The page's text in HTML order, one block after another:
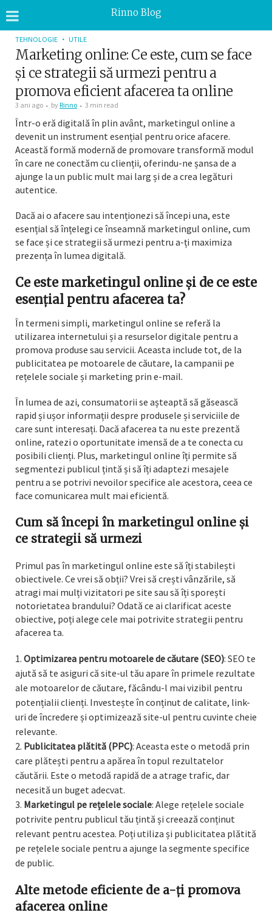
Rinno Blog
TEHNOLOGIE UTILE
Marketing online: Ce este, cum se face
și ce strategii să urmezi pentru a
promova eficient afacerea ta online
3 ani ago byRinno 3 min read
Într-o eră digitală în plin avânt, marketingul online a
devenit un instrument esențial pentru orice afacere.
Această formă modernă de promovare transformă modul
în care ne conectăm cu clienții, oferindu-ne șansa de a
ajunge la un public mult mai larg și de a crea legături
autentice.
Dacă ai o afacere sau intenționezi să începi una, este
esențial să înțelegi ce înseamnă marketingul online, cum
se face și ce strategii să urmezi pentru a-ți maximiza
prezența în lumea digitală.
Ce este marketingul online și de ce este
esențial pentru afacerea ta?
În termeni simpli, marketingul online se referă la
utilizarea internetului și a resurselor digitale pentru a
promova produse sau servicii. Aceasta include tot, de la
publicitatea pe motoarele de căutare, la campanii pe
rețelele sociale și marketing prin e-mail.
În lumea de azi, consumatorii se așteaptă să găsească
rapid și ușor informații despre produsele și serviciile de
care sunt interesați. Dacă afacerea ta nu este prezentă
online, ratezi o oportunitate imensă de a te conecta cu
posibili clienți. Plus, marketingul online îți permite să
segmentezi publicul țintă și să îți adaptezi mesajele
pentru a se potrivi nevoilor specifice ale acestora, ceea ce
face comunicarea mult mai eficientă.
Cum să începi în marketingul online și
ce strategii să urmezi
Primul pas în marketingul online este să îți stabilești
obiectivele. Ce vrei să obții? Vrei să crești vânzările, să
atragi mai mulți vizitatori pe site sau să îți sporești
notorietatea brandului? Odată ce ai clarificat aceste
obiective, poți alege cele mai potrivite strategii pentru
afacerea ta.
Optimizarea pentru motoarele de căutare (SEO): SEO te
ajută să te asiguri că site-ul tău apare în primele rezultate
ale motoarelor de căutare, făcându-l mai vizibil pentru
potențialii clienți. Investește în conținut de calitate, link-
uri de încredere și optimizează site-ul pentru cuvinte cheie
relevante.
Publicitatea plătită (PPC): Aceasta este o metodă prin
care plătești pentru a apărea în topul rezultatelor
căutării. Este o metodă rapidă de a atrage trafic, dar
necesită un buget adecvat.
Marketingul pe rețelele sociale: Alege rețelele sociale
potrivite pentru publicul tău țintă și creează conținut
relevant pentru acestea. Poți utiliza și publicitatea plătită
pe rețelele sociale pentru a ajunge la segmente specifice
de public.
Alte metode eficiente de a-ți promova
afacerea online